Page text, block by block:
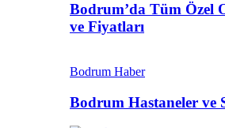
Bodrum’da Tüm Özel
ve Fiyatları
Bodrum Haber
Bodrum Hastaneler ve